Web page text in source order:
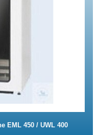
EML 450 / UWL 400